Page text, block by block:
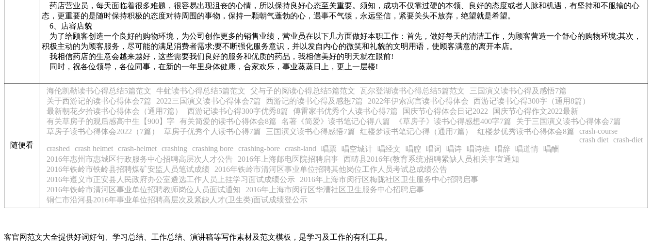
药店营业员，每天面临着很多难题，很容易出现沮丧的心情，所以保持良好心态至关重要。须知，成功不仅靠过硬的本领、良好的态度或者人脉和机遇，有坚持和不服输的心
态，更重要的是随时保持积极的态度对待周围的事物，保持一颗朝气蓬勃的心，遇事不气馁，永远坚信，紧要关头不放弃，绝望就是希望。
6、店容店貌
为了给顾客创造一个良好的购物环境，为公司创作更多的销售业绩，营业员在以下几方面做好本职工作：首先，做好每天的清洁工作，为顾客营造一个舒心的购物环境;其次，
积极主动的为顾客服务，尽可能的满足消费者需求;要不断强化服务意识，并以发自内心的微笑和礼貌的文明用语，使顾客满意的离开本店。
我相信药店的生意会越来越好，这些需要我们良好的服务和优质的药品，我相信美好的明天就在眼前!
同时，祝各位领导，各位同事，在新的一年里身体健康，合家欢乐，事业蒸蒸日上，更上一层楼!
随便看
海伦凯勒读书心得总结5篇范文 牛虻读书心得总结5篇范文 父与子的阅读心得总结5篇范文 瓦尔登湖读书心得总结5篇范文
三国演义读书心得及感悟7篇
关于西游记的读书心得体会7篇
2022三国演义读书心得体会7篇 西游记的读书心得及感想7篇 2022年伊索寓言读书心得体会
西游记读书心得300字（通用8篇）
最新朝花夕拾读书心得体会（通用7篇）
西游记读书心得300字优秀8篇 傅雷家书优秀个人读书心得7篇 国庆节心得体会日记2022
国庆节心得作文2022最新
有关草房子的观后感高中生【900】字
有关简爱的读书心得体会8篇 名著《简爱》读书笔记心得八篇 《草房子》读书心得感想400字7篇
关于三国演义读书心得体会7篇
草房子读书心得体会2022（7篇）
草房子优秀个人读书心得7篇 三国演义读书心得感悟7篇 红楼梦读书笔记心得（通用7篇） 红楼梦优秀读书心得体会8篇
crash-course
crash diet crash-diet
crashed
crash helmet crash-helmet crashing crashing bore crashing-bore crash-land 唱票 唱空城计 唱经文 唱腔 唱词 唱诗 唱诗班 唱辞 唱道情
唱酬
2016年惠州市惠城区行政服务中心招聘高层次人才公告
2016年上海邮电医院招聘启事
西畴县2016年(教育系统)招聘紧缺人员相关事宜通知
2016年铁岭市铁岭县招聘煤矿安监人员笔试成绩
2016年铁岭市清河区事业单位招聘其他岗位工作人员考试总成绩公告
2016年遵义市正安县人民政府办公室遴选工作人员上挂学习面试成绩公示
2016年上海市闵行区梅陇社区卫生服务中心招聘启事
2016年铁岭市清河区事业单位招聘教师岗位人员面试通知
2016年上海市闵行区华漕社区卫生服务中心招聘启事
铜仁市沿河县2016年事业单位招聘高层次及紧缺人才(卫生类)面试成绩登公示
客官网范文大全提供好词好句、学习总结、工作总结、演讲稿等写作素材及范文模板，是学习及工作的有利工具。